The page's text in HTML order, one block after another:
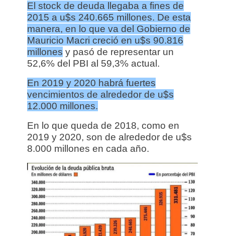
El stock de deuda llegaba a fines de
2015 a u$s 240.665 millones. De esta
manera, en lo que va del Gobierno de
Mauricio Macri creció en u$s 90.816
millones y pasó de representar un
52,6% del PBI al 59,3% actual.
En 2019 y 2020 habrá fuertes
vencimientos de alrededor de u$s
12.000 millones.
En lo que queda de 2018, como en
2019 y 2020, son de alrededor de u$s
8.000 millones en cada año.